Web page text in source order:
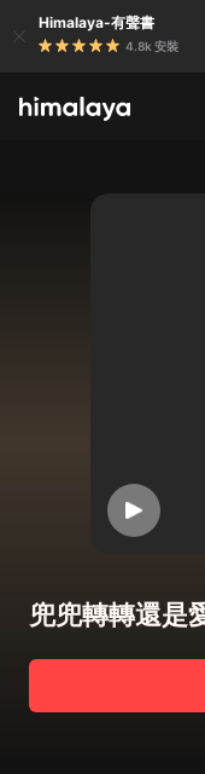
Himalaya-有聲書
4.8k 安裝
兜兜轉轉還是